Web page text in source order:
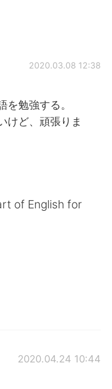
Обмена
2020.03.08 12:38
勉強する。
けど、頑張りま
of English for
2020.04.24 10:44